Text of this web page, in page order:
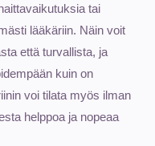
tai
lääkäriin. Näin voit
että turvallista, ja
kuin on
voi tilata myös ilman
helppoa ja nopeaa